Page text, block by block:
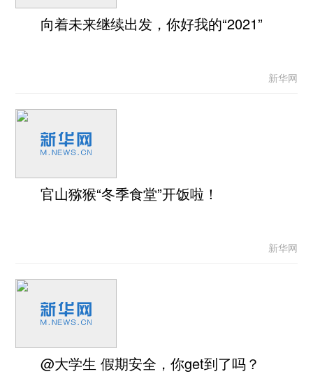
向着未来继续出发，你好我的“2021”
新华网
官山猕猴“冬季食堂”开饭啦！
新华网
@大学生 假期安全，你get到了吗？